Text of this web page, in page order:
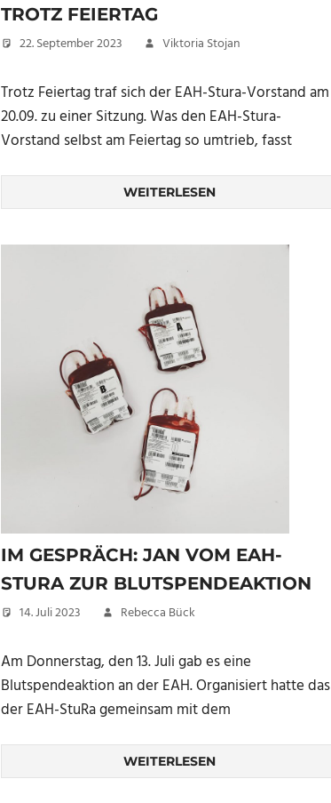
TROTZ FEIERTAG
22. September 2023 Viktoria Stojan
Trotz Feiertag traf sich der EAH-Stura-Vorstand am
20.09. zu einer Sitzung. Was den EAH-Stura-
Vorstand selbst am Feiertag so umtrieb, fasst
WEITERLESEN
IM GESPRÄCH: JAN VOM EAH-
STURA ZUR BLUTSPENDEAKTION
14. Juli 2023 Rebecca Bück
Am Donnerstag, den 13. Juli gab es eine
Blutspendeaktion an der EAH. Organisiert hatte das
der EAH-StuRa gemeinsam mit dem
WEITERLESEN